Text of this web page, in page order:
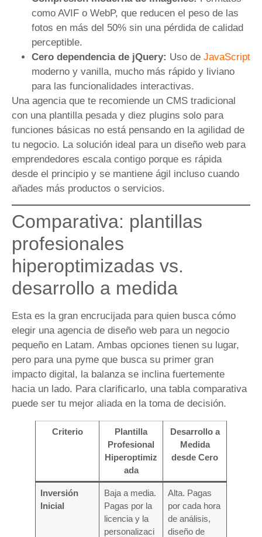
como AVIF o WebP, que reducen el peso de las
fotos en más del 50% sin una pérdida de calidad
perceptible.
Cero dependencia de jQuery: Uso de JavaScript
moderno y vanilla, mucho más rápido y liviano
para las funcionalidades interactivas.
Una agencia que te recomiende un CMS tradicional
con una plantilla pesada y diez plugins solo para
funciones básicas no está pensando en la agilidad de
tu negocio. La solución ideal para un diseño web para
emprendedores escala contigo porque es rápida
desde el principio y se mantiene ágil incluso cuando
añades más productos o servicios.
Comparativa: plantillas
profesionales
hiperoptimizadas vs.
desarrollo a medida
Esta es la gran encrucijada para quien busca cómo
elegir una agencia de diseño web para un negocio
pequeño en Latam. Ambas opciones tienen su lugar,
pero para una pyme que busca su primer gran
impacto digital, la balanza se inclina fuertemente
hacia un lado. Para clarificarlo, una tabla comparativa
puede ser tu mejor aliada en la toma de decisión.
Criterio
Plantilla
Profesional
Hiperoptimiz
ada
Desarrollo a
Medida
desde Cero
Inversión
Inicial
Baja a media.
Pagas por la
licencia y la
personalizaci
Alta. Pagas
por cada hora
de análisis,
diseño de